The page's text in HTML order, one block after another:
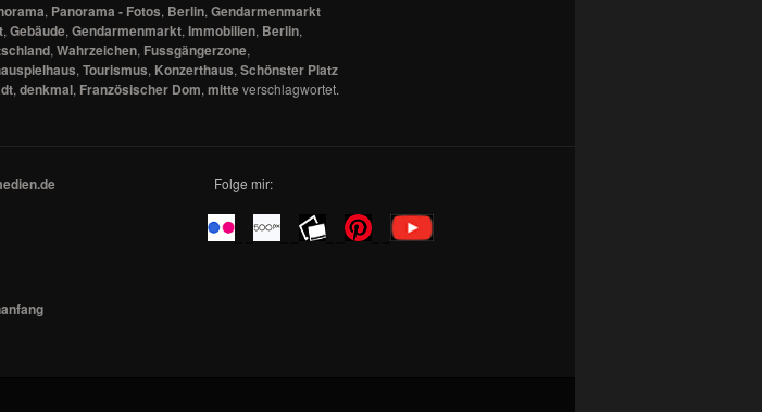
, Panorama - Fotos, Berlin, Gendarmenmarkt
, Gebäude, Gendarmenmarkt, Immobilien, Berlin,
, Wahrzeichen, Fussgängerzone,
, Tourismus, Konzerthaus, Schönster Platz
, denkmal, Französischer Dom, mitteverschlagwortet.
Folge mir:
_ _ _ _ _ _